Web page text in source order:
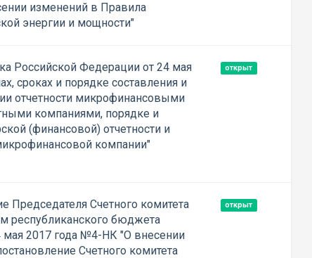
изменений в Правила
энергии и мощности"
Российской Федерации от 24 мая
сроках и порядке составления и
отчетности микрофинансовыми
компаниями, порядке и
(финансовой) отчетности и
компании"
открыт
Председателя Счетного комитета
республиканского бюджета
мая 2017 года №4-НК "О внесении
Счетного комитета
открыт